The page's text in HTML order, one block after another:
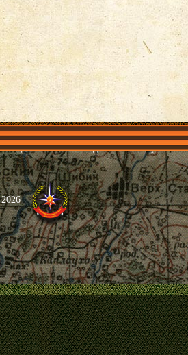
Общественные объединения Проекты